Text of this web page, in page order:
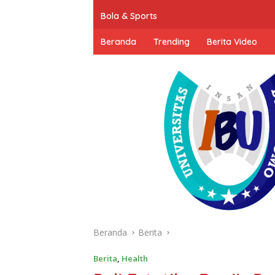
Bola & Sports
Beranda Trending Berita Video
Beranda Berita
Berita, Health